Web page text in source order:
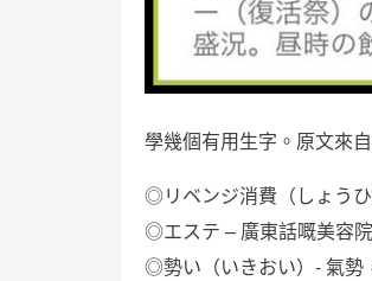
學幾個有用生字。原文來
◎リベンジ消費（しょう
◎エステ – 廣東話嘅美容
◎勢い（いきおい）- 氣勢